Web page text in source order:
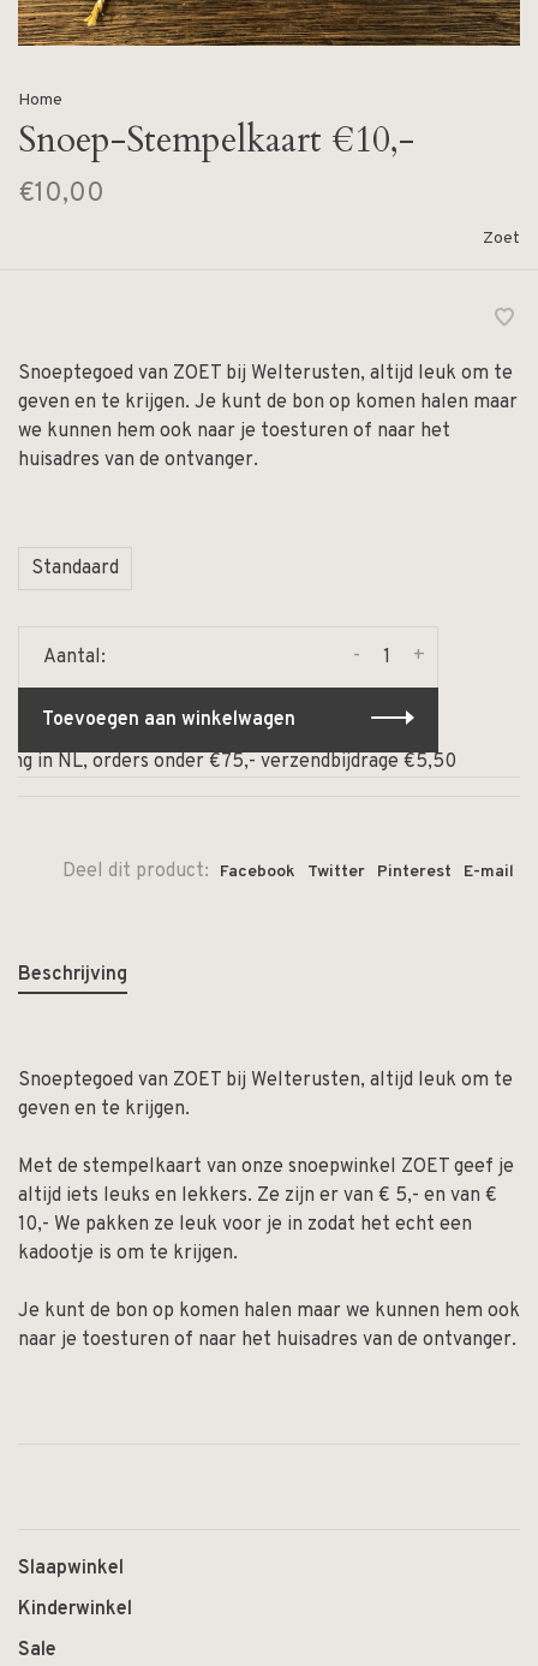
Home
Snoep-Stempelkaart €10,-
€10,00
Zoet
Snoeptegoed van ZOET bij Welterusten, altijd leuk om te
geven en te krijgen. Je kunt de bon op komen halen maar
we kunnen hem ook naar je toesturen of naar het
huisadres van de ontvanger.
Standaard
Aantal: +
-
Toevoegen aan winkelwagen
in NL, orders onder €75,- verzendbijdrage €5,50
Deel dit product: Facebook Twitter Pinterest E-mail
Beschrijving
Snoeptegoed van ZOET bij Welterusten, altijd leuk om te
geven en te krijgen.
Met de stempelkaart van onze snoepwinkel ZOET geef je
altijd iets leuks en lekkers. Ze zijn er van € 5,- en van €
10,- We pakken ze leuk voor je in zodat het echt een
kadootje is om te krijgen.
Je kunt de bon op komen halen maar we kunnen hem ook
naar je toesturen of naar het huisadres van de ontvanger.
Slaapwinkel
Kinderwinkel
Sale